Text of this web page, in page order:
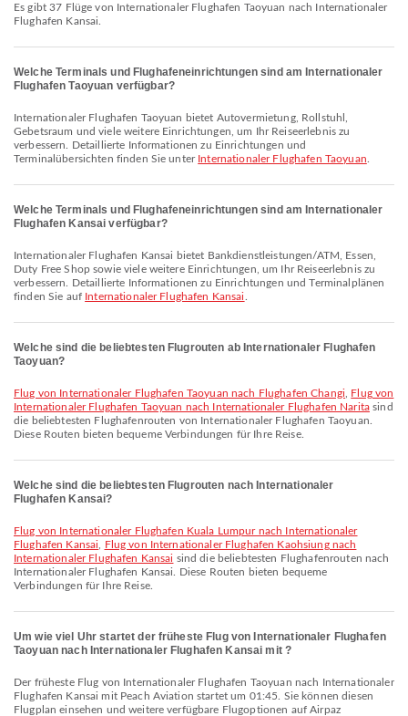
Es gibt 37 Flüge von Internationaler Flughafen Taoyuan nach Internationaler
Flughafen Kansai.
Welche Terminals und Flughafeneinrichtungen sind am Internationaler
Flughafen Taoyuan verfügbar?
Internationaler Flughafen Taoyuan bietet Autovermietung, Rollstuhl,
Gebetsraum und viele weitere Einrichtungen, um Ihr Reiseerlebnis zu
verbessern. Detaillierte Informationen zu Einrichtungen und
Terminalübersichten finden Sie unter Internationaler Flughafen Taoyuan
Welche Terminals und Flughafeneinrichtungen sind am Internationaler
Flughafen Kansai verfügbar?
Internationaler Flughafen Kansai bietet Bankdienstleistungen/ATM, Essen,
Duty Free Shop sowie viele weitere Einrichtungen, um Ihr Reiseerlebnis zu
verbessern. Detaillierte Informationen zu Einrichtungen und Terminalplänen
finden Sie auf Internationaler Flughafen Kansai
Welche sind die beliebtesten Flugrouten ab Internationaler Flughafen
Taoyuan?
Flug von Internationaler Flughafen Taoyuan nach Flughafen Changi
Flug von
Internationaler Flughafen Taoyuan nach Internationaler Flughafen Naritasind
die beliebtesten Flughafenrouten von Internationaler Flughafen Taoyuan.
Diese Routen bieten bequeme Verbindungen für Ihre Reise.
Welche sind die beliebtesten Flugrouten nach Internationaler
Flughafen Kansai?
Flug von Internationaler Flughafen Kuala Lumpur nach Internationaler
Flughafen Kansai
Flug von Internationaler Flughafen Kaohsiung nach
Internationaler Flughafen Kansai sind die beliebtesten Flughafenrouten nach
Internationaler Flughafen Kansai. Diese Routen bieten bequeme
Verbindungen für Ihre Reise.
Um wie viel Uhr startet der früheste Flug von Internationaler Flughafen
Taoyuan nach Internationaler Flughafen Kansai mit ?
Der früheste Flug von Internationaler Flughafen Taoyuan nach Internationaler
Flughafen Kansai mit Peach Aviation startet um 01:45. Sie können diesen
Flugplan einsehen und weitere verfügbare Flugoptionen auf Airpaz